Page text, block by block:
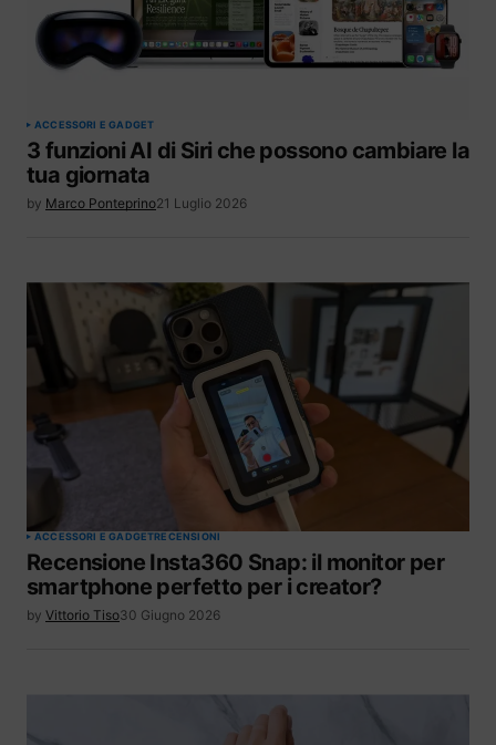
ACCESSORI E GADGET
3 funzioni AI di Siri che possono cambiare la
tua giornata
by Marco Ponteprino21 Luglio 2026
ACCESSORI E GADGETRECENSIONI
Recensione Insta360 Snap: il monitor per
smartphone perfetto per i creator?
by Vittorio Tiso30 Giugno 2026